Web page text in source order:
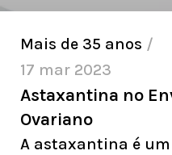
Mais de 35 anos
17 mar 2023
Astaxantina no
Ovariano
A astaxantina é